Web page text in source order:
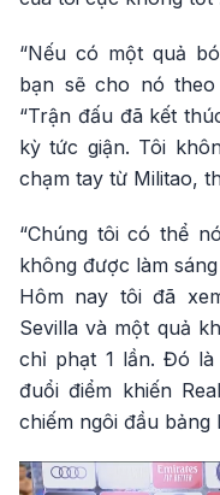
“Nếu có một quả
bạn sẽ cho nó theo
“Trận đấu đã kết
kỳ tức giận. Tôi
chạm tay từ Militao,
“Chúng tôi có thể
không được làm
Hôm nay tôi đã
Sevilla và một quả
chỉ phạt 1 lần. Đó là
đuổi điểm khiến
chiếm ngôi đầu bảng